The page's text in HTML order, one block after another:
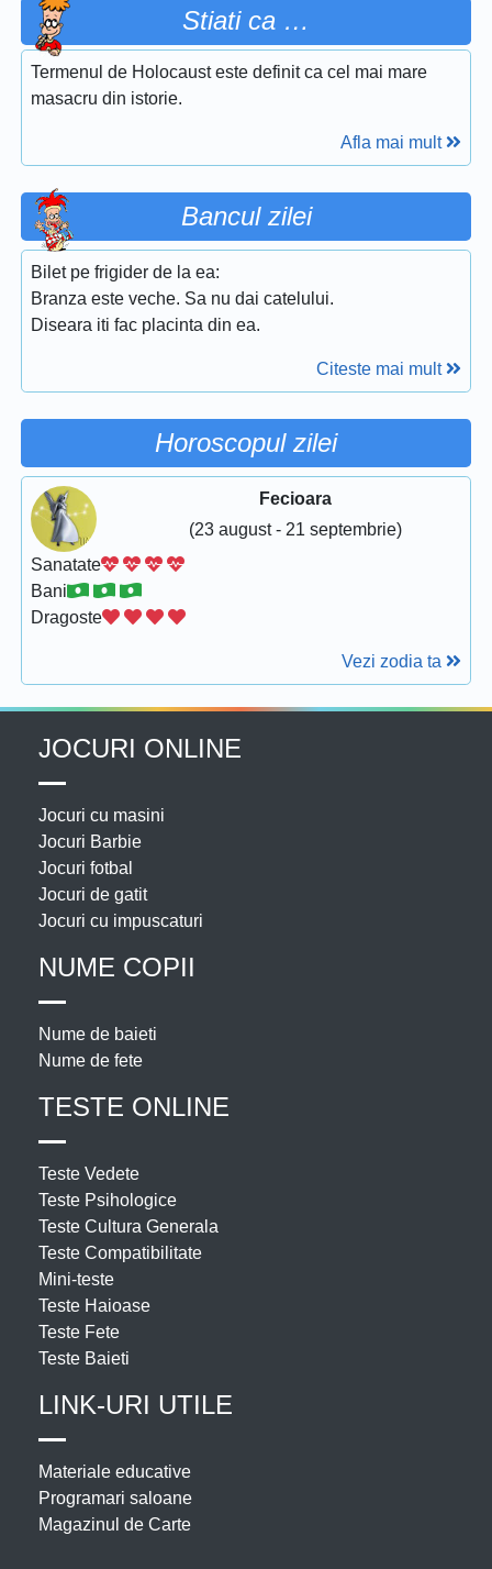
Stiati ca …
Termenul de Holocaust este definit ca cel mai mare
masacru din istorie.
Afla mai mult
Bancul zilei
Bilet pe frigider de la ea:
Branza este veche. Sa nu dai catelului.
Diseara iti fac placinta din ea.
Citeste mai mult
Horoscopul zilei
Fecioara
(23 august - 21 septembrie)
Sanatate
Bani
Dragoste
Vezi zodia ta
JOCURI ONLINE
Jocuri cu masini
Jocuri Barbie
Jocuri fotbal
Jocuri de gatit
Jocuri cu impuscaturi
NUME COPII
Nume de baieti
Nume de fete
TESTE ONLINE
Teste Vedete
Teste Psihologice
Teste Cultura Generala
Teste Compatibilitate
Mini-teste
Teste Haioase
Teste Fete
Teste Baieti
LINK-URI UTILE
Materiale educative
Programari saloane
Magazinul de Carte